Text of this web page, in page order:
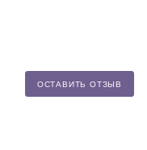
ОСТАВИТЬ ОТЗЫВ